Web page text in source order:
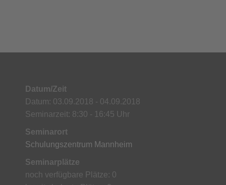
Datum/Zeit
Datum: 03.09.2018 - 04.09.2018
Seminarzeit: 8:30 - 16:45 Uhr
Seminarort
Schulungszentrum Mannheim
Seminarplätze
noch verfügbare Plätze: 0